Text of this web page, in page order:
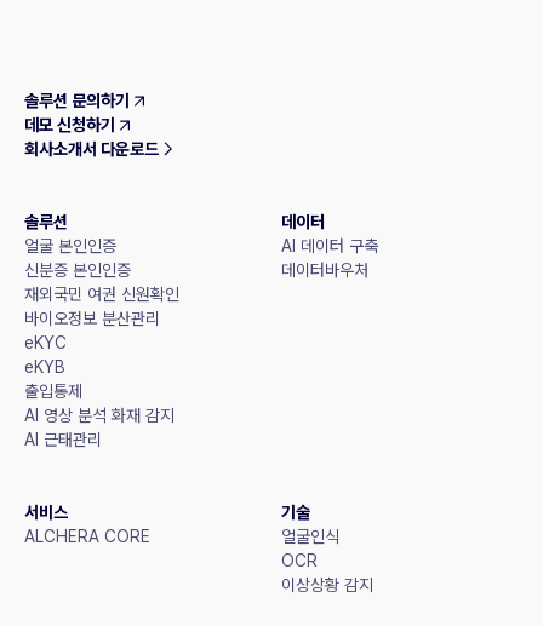
솔루션 문의하기
데모 신청하기
회사소개서 다운로드
솔루션
얼굴 본인인증
신분증 본인인증
재외국민 여권 신원확인
바이오정보 분산관리
eKYC
eKYB
출입통제
AI 영상 분석 화재 감지
AI 근태관리
데이터
AI 데이터 구축
데이터바우처
서비스
ALCHERA CORE
기술
얼굴인식
OCR
이상상황 감지